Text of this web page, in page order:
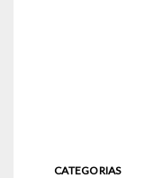
CATEGORIAS